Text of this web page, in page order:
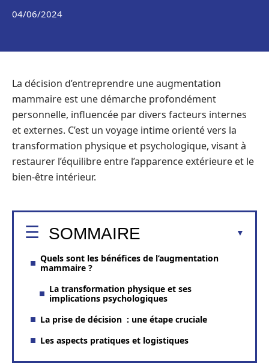
04/06/2024
La décision d’entreprendre une augmentation
mammaire est une démarche profondément
personnelle, influencée par divers facteurs internes
et externes. C’est un voyage intime orienté vers la
transformation physique et psychologique, visant à
restaurer l’équilibre entre l’apparence extérieure et le
bien-être intérieur.
SOMMAIRE
Quels sont les bénéfices de l’augmentation
mammaire ?
La transformation physique et ses
implications psychologiques
La prise de décision : une étape cruciale
Les aspects pratiques et logistiques